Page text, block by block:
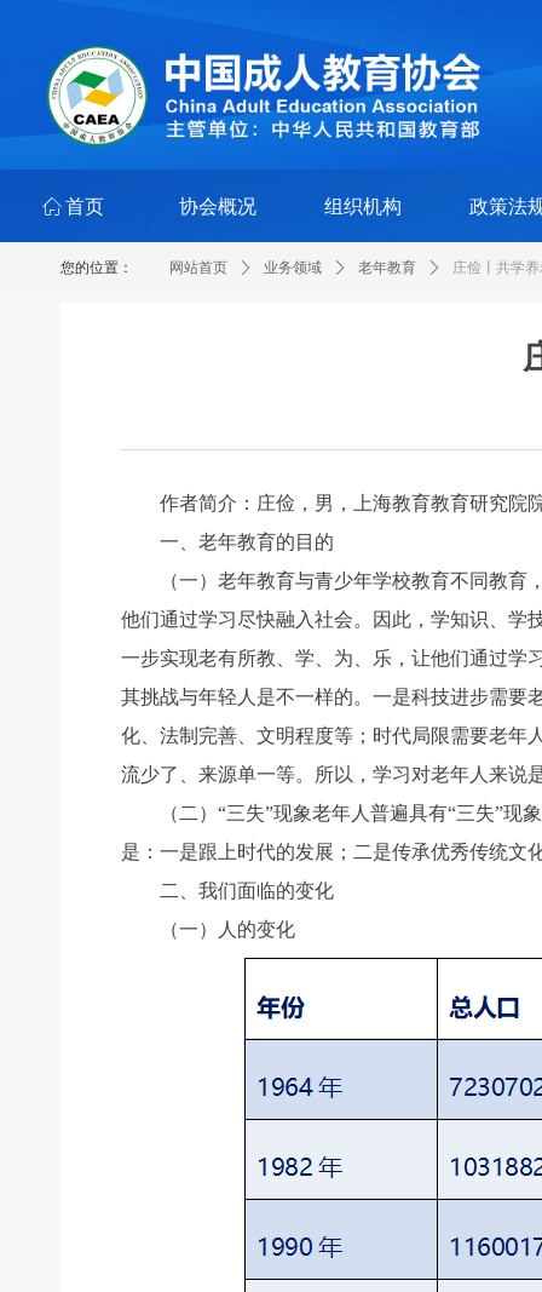
ꀇ 首页 协会概况 组织机构 政策法
网站首页 ꄲ 业务领域 ꄲ 老年教育 ꄲ 庄俭丨共学
您的位置：
作者简介：庄俭，男，上海教育教育研究院
一、老年教育的目的
（一）老年教育与青少年学校教育不同教育，
他们通过学习尽快融入社会。因此，学知识、学
一步实现老有所教、学、为、乐，让他们通过学
其挑战与年轻人是不一样的。一是科技进步需要
化、法制完善、文明程度等；时代局限需要老年
流少了、来源单一等。所以，学习对老年人来说
（二）“三失”现象老年人普遍具有“三失”现象
是：一是跟上时代的发展；二是传承优秀传统文
二、我们面临的变化
（一）人的变化